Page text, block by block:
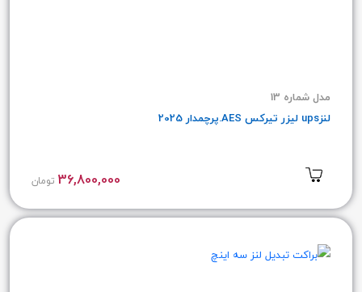
مدل شماره 13
لنزups لیزر تیرکس AES.پرچمدار 2025
36,800,000 تومان